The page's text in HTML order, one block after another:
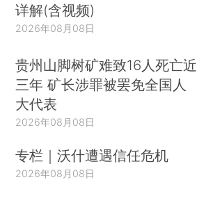
详解(含视频)
2026年08月08日
贵州山脚树矿难致16人死亡近
三年 矿长涉罪被罢免全国人
大代表
2026年08月08日
专栏｜沃什遭遇信任危机
2026年08月08日